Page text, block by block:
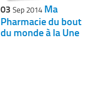
03 Sep 2014 Ma
Pharmacie du bout
du monde à la Une